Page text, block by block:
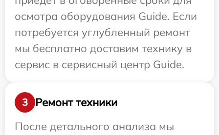
осмотра оборудования Guide. Если
потребуется углубленный ремонт
мы бесплатно доставим технику в
сервис в сервисный центр Guide.
3
Ремонт техники
После детального анализа мы